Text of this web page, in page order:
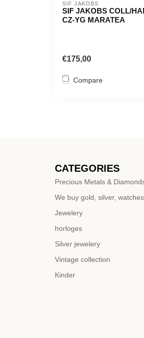
SIF JAKOBS
SIF JAKOBS COLL/
CZ-YG MARATEA
€175,00
Compare
CATEGORIES
Precious Metals &
We buy gold, silver,
Jewelery
horloges
Silver jewelery
Vintage collection
Kinder